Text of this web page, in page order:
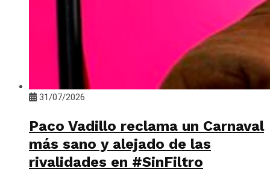
31/07/2026
Paco Vadillo reclama un Carnaval
más sano y alejado de las
rivalidades en #SinFiltro